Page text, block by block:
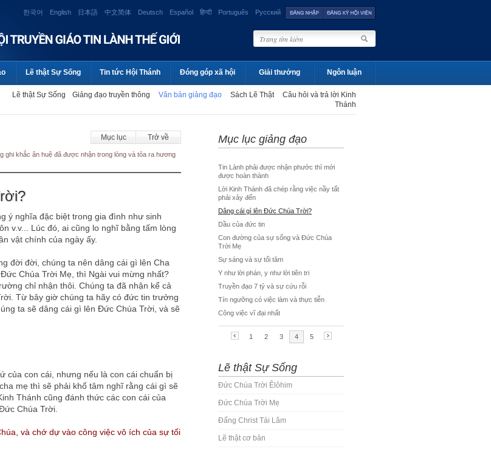
한국어 English 日本語 中文简体 Deutsch Español हिन्दी Português Русский
Lẽ thật Sự Sống Tin tức Hội Thánh Đóng góp xã hội Giải thưởng Ngôn luận
Lẽ thật Sự Sống Giảng đạo truyền thông Văn bản giảng đạo Sách Lẽ Thật
Câu hỏi và trả lời Kinh
Thánh
Mục lục Trở về
ghi khắc ân huệ đã được nhận trong lòng và tỏa ra hương
ý nghĩa đặc biệt trong gia đình như sinh
v.v... Lúc đó, ai cũng lo nghĩ bằng tấm lòng
vật chính của ngày ấy.
đời đời, chúng ta nên dâng cái gì lên Cha
Chúa Trời Mẹ, thì Ngài vui mừng nhất?
chỉ nhận thôi. Chúng ta đã nhận kể cả
Từ bây giờ chúng ta hãy có đức tin trưởng
ta sẽ dâng cái gì lên Đức Chúa Trời, và sẽ
của con cái, nhưng nếu là con cái chuẩn bị
mẹ thì sẽ phải khổ tâm nghĩ rằng cái gì sẽ
Thánh cũng đánh thức các con cái của
Chúa Trời.
và chớ dự vào công việc vô ích của sự tối
Lẽ thật Sự Sống
Đức Chúa Trời Êlôhim
Đức Chúa Trời Mẹ
Đấng Christ Tái Lâm
Lẽ thật cơ bản